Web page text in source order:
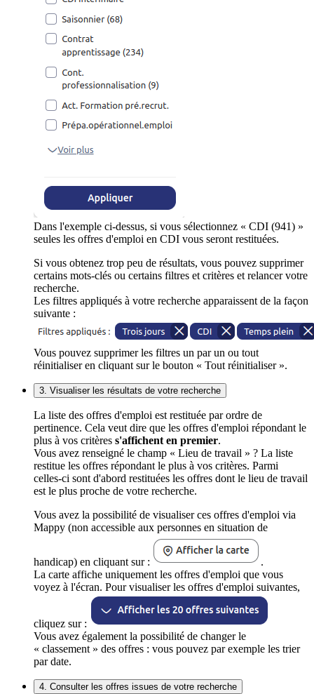
Dans l'exemple ci-dessus, si vous sélectionnez « CDI (941) »
seules les offres d'emploi en CDI vous seront restituées.
Si vous obtenez trop peu de résultats, vous pouvez supprimer
certains mots-clés ou certains filtres et critères et relancer votre
recherche.
Les filtres appliqués à votre recherche apparaissent de la façon
suivante :
Vous pouvez supprimer les filtres un par un ou tout
réinitialiser en cliquant sur le bouton « Tout réinitialiser ».
3. Visualiser les résultats de votre recherche
La liste des offres d'emploi est restituée par ordre de
pertinence. Cela veut dire que les offres d'emploi répondant le
plus à vos critères s'affichent en premier.
Vous avez renseigné le champ « Lieu de travail » ? La liste
restitue les offres répondant le plus à vos critères. Parmi
celles-ci sont d'abord restituées les offres dont le lieu de travail
est le plus proche de votre recherche.
Vous avez la possibilité de visualiser ces offres d'emploi via
Mappy (non accessible aux personnes en situation de
handicap) en cliquant sur :
.
La carte affiche uniquement les offres d'emploi que vous
voyez à l'écran. Pour visualiser les offres d'emploi suivantes,
cliquez sur :
Vous avez également la possibilité de changer le
« classement » des offres : vous pouvez par exemple les trier
par date.
4. Consulter les offres issues de votre recherche